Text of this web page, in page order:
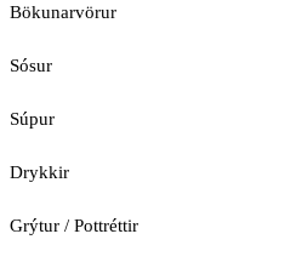
Bökunarvörur
Sósur
Súpur
Drykkir
Grýtur / Pottréttir